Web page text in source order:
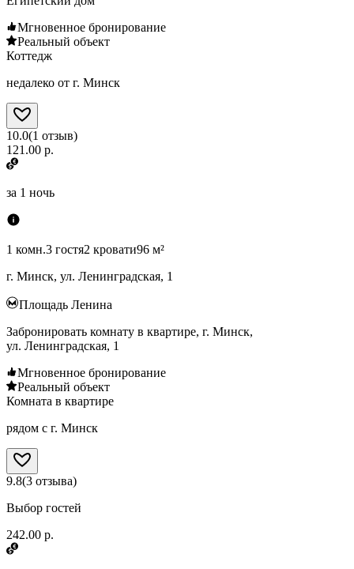
Мгновенное бронирование
Реальный объект
Коттедж
недалеко от г. Минск
10.0(1 отзыв)
121.00 р.
за 1 ночь
1 комн.3 гостя2 кровати96 м²
г. Минск, ул. Ленинградская, 1
Площадь Ленина
Забронировать комнату в квартире, г. Минск,
ул. Ленинградская, 1
Мгновенное бронирование
Реальный объект
Комната в квартире
рядом с г. Минск
9.8(3 отзыва)
Выбор гостей
242.00 р.